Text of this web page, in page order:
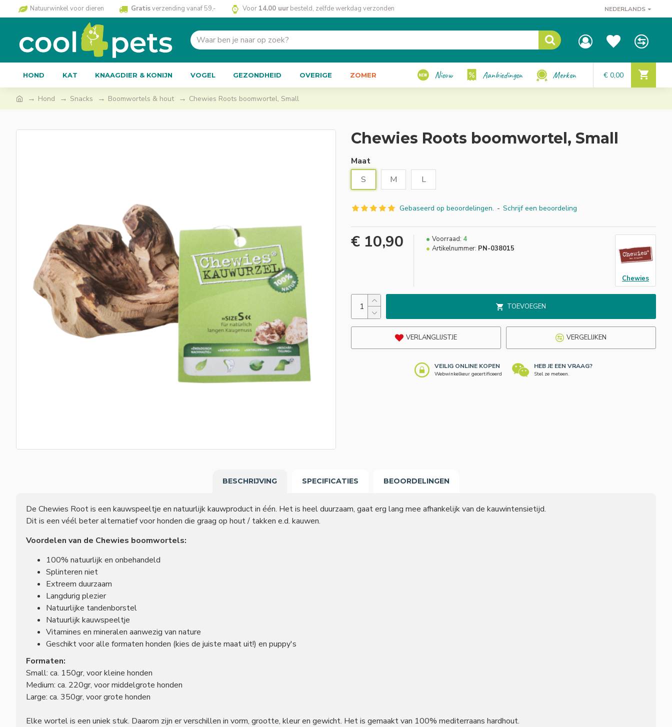
Natuurwinkel voor dieren Gratisverzending vanaf 59,- Voor 14.00 uur besteld, zelfde werkdag verzonden NEDERLANDS
HOND KAT KNAAGDIER & KONIJN VOGEL GEZONDHEID OVERIGE ZOMER Nieuw Aanbiedingen Merken € 0,00
Hond Snacks Boomwortels & hout Chewies Roots boomwortel, Small
Maat
S
M L
Chewies Roots boomwortel, Small
Gebaseerd op beoordelingen. - Schrijf een beoordeling
€ 10,90 Voorraad: 4
Artikelnummer: PN-038015
Chewies
TOEVOEGEN
VERLANGLIJSTJE VERGELIJKEN
VEILIG ONLINE KOPEN
Webwinkelkeur gecertificeerd
HEB JE EEN VRAAG?
Stel ze meteen.
BESCHRIJVING SPECIFICATIES BEOORDELINGEN
De Chewies Root is een kauwspeeltje en natuurlijk kauwproduct in één. Het is heel duurzaam, gaat erg lang mee afhankelijk van de kauwintensietijd.
Dit is een véél beter alternatief voor honden die graag op hout / takken e.d. kauwen.
Voordelen van de Chewies boomwortels:
100% natuurlijk en onbehandeld
Splinteren niet
Extreem duurzaam
Langdurig plezier
Natuurlijke tandenborstel
Natuurlijk kauwspeeltje
Vitamines en mineralen aanwezig van nature
Geschikt voor alle formaten honden (kies de juiste maat uit!) en puppy's
Formaten:
Small: ca. 150gr, voor kleine honden
Medium: ca. 220gr, voor middelgrote honden
Large: ca. 350gr, voor grote honden
Elke wortel is een uniek stuk. Daarom zijn er verschillen in vorm, grootte, kleur en gewicht. Het is gemaakt van 100% mediterraans hardhout.